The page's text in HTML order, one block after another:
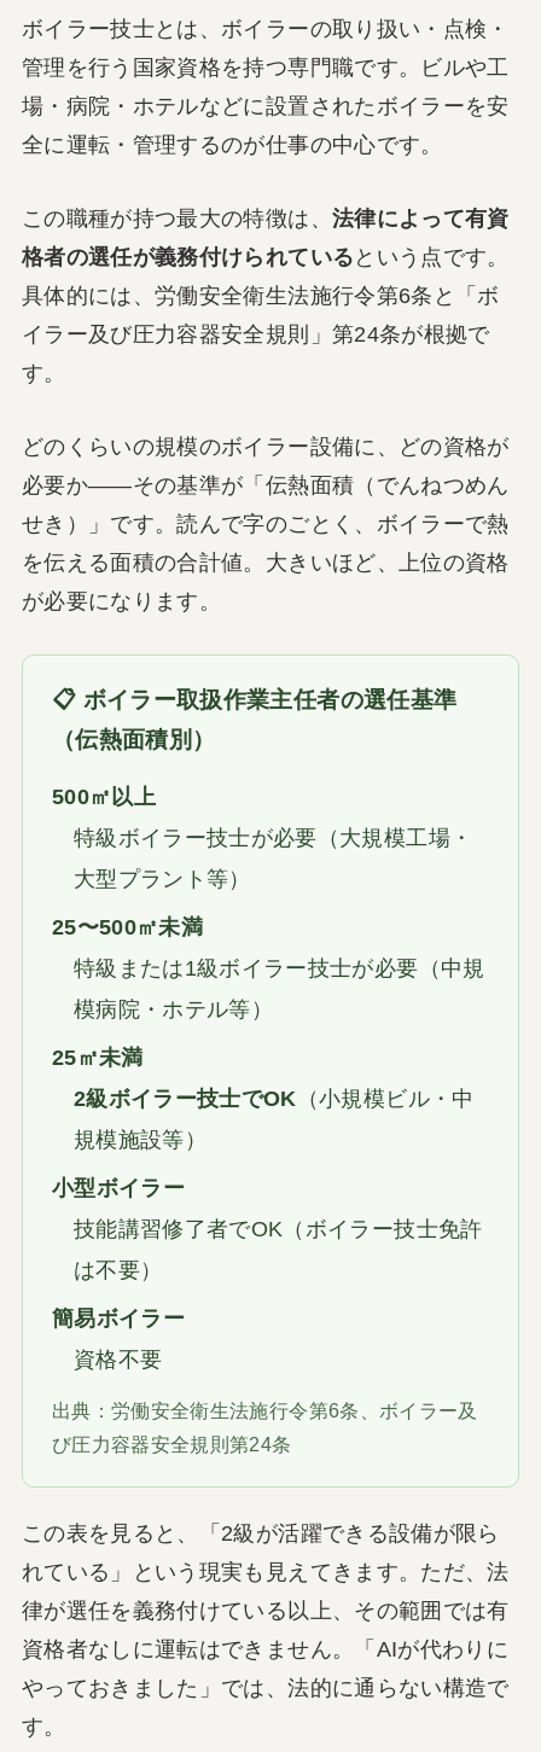
ボイラー技士とは、ボイラーの取り扱い・点検・
管理を行う国家資格を持つ専門職です。ビルや工
場・病院・ホテルなどに設置されたボイラーを安
全に運転・管理するのが仕事の中心です。
この職種が持つ最大の特徴は、 法律によって有資
格者の選任が義務付けられている という点です。
具体的には、労働安全衛生法施行令第6条と「ボ
イラー及び圧力容器安全規則」第24条が根拠で
す。
どのくらいの規模のボイラー設備に、どの資格が
必要か——その基準が「伝熱面積（でんねつめん
せき）」です。読んで字のごとく、ボイラーで熱
を伝える面積の合計値。大きいほど、上位の資格
が必要になります。
📋 ボイラー取扱作業主任者の選任基準
（伝熱面積別）
500㎡以上
特級ボイラー技士が必要（大規模工場・
大型プラント等）
25〜500㎡未満
特級または1級ボイラー技士が必要（中規
模病院・ホテル等）
25㎡未満
2級ボイラー技士でOK （小規模ビル・中
規模施設等）
小型ボイラー
技能講習修了者でOK（ボイラー技士免許
は不要）
簡易ボイラー
資格不要
出典：労働安全衛生法施行令第6条、ボイラー及
び圧力容器安全規則第24条
この表を見ると、「2級が活躍できる設備が限ら
れている」という現実も見えてきます。ただ、法
律が選任を義務付けている以上、その範囲では有
資格者なしに運転はできません。「AIが代わりに
やっておきました」では、法的に通らない構造で
す。